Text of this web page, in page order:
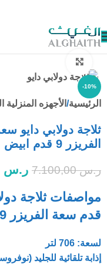
-10%
الرئيسية الأجهزه المنزلية
الفريزر 9 قدم ابيض
ر.س7.100,00 ر.س
قدم سعة الفريزر 9 قدم ابيض:
لسعة: 706 لتر
إذابة تلقائية للجليد